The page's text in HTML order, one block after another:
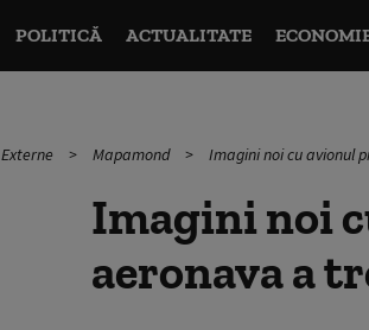
POLITICĂ ACTUALITATE
Externe Mapamond Imagini noi cu avionul
Imagini noi
aeronava a